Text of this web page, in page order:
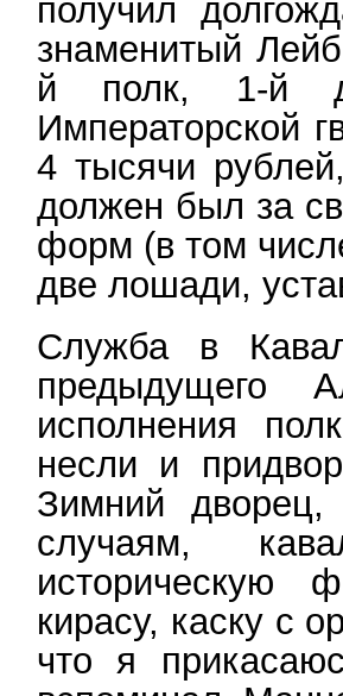
получил
знаменитый
й полк, 1-й
Императорской
4 тысячи
должен был за
форм (в том
две лошади,
Служба в
предыдущего
исполнения
несли и
Зимний
случаям,
историческую
кирасу, каску с
что я